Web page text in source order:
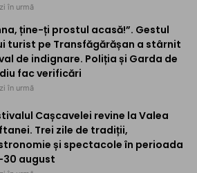
în urmă
ține-ți prostul acasă!”. Gestul
turist pe Transfăgărășan a stârnit
de indignare. Poliția și Garda de
fac verificări
în urmă
Cașcavelei revine la Valea
Trei zile de tradiții,
și spectacole în perioada
august